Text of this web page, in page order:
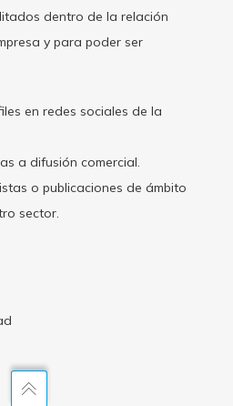
dentro de la relación
y para poder ser
en redes sociales de la
a difusión comercial.
o publicaciones de ámbito
sector.